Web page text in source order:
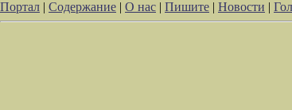
Портал | Содержание | О нас | Пишите | Новости |